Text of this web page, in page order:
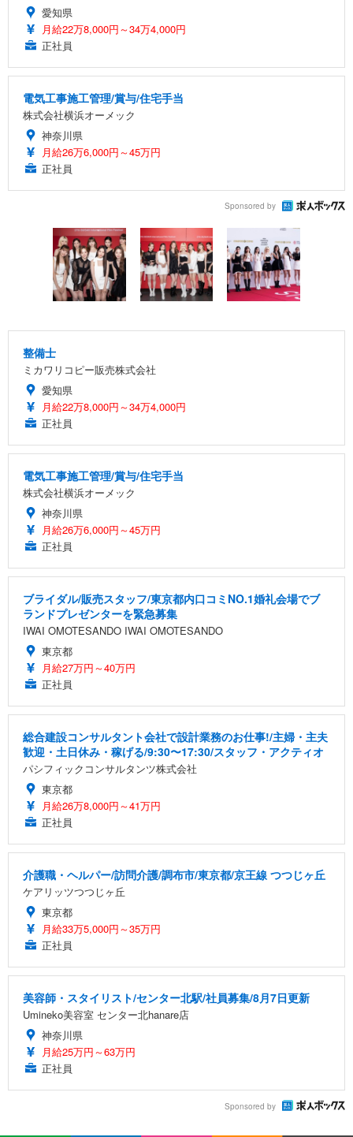
愛知県
月給22万8,000円～34万4,000円
正社員
電気工事施工管理/賞与/住宅手当
株式会社横浜オーメック
神奈川県
月給26万6,000円～45万円
正社員
Sponsored by
整備士
ミカワリコピー販売株式会社
愛知県
月給22万8,000円～34万4,000円
正社員
電気工事施工管理/賞与/住宅手当
株式会社横浜オーメック
神奈川県
月給26万6,000円～45万円
正社員
ブライダル/販売スタッフ/東京都内口コミNO.1婚礼会場でブ
ランドプレゼンターを緊急募集
IWAI OMOTESANDO IWAI OMOTESANDO
東京都
月給27万円～40万円
正社員
総合建設コンサルタント会社で設計業務のお仕事!/主婦・主夫
歓迎・土日休み・稼げる/9:30〜17:30/スタッフ・アクティオ
パシフィックコンサルタンツ株式会社
東京都
月給26万8,000円～41万円
正社員
介護職・ヘルパー/訪問介護/調布市/東京都/京王線 つつじヶ丘
ケアリッツつつじヶ丘
東京都
月給33万5,000円～35万円
正社員
美容師・スタイリスト/センター北駅/社員募集/8月7日更新
Umineko美容室 センター北hanare店
神奈川県
月給25万円～63万円
正社員
Sponsored by